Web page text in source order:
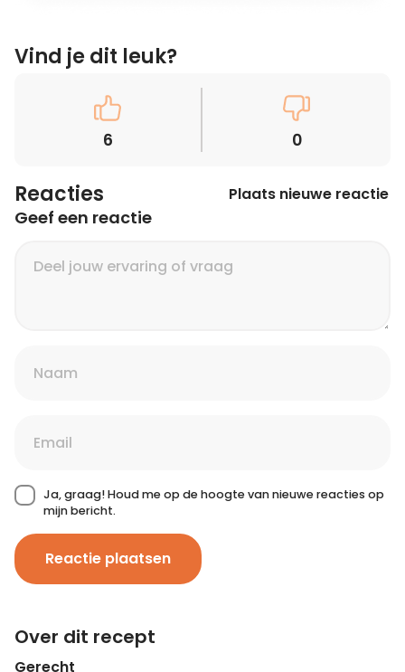
Vind je dit leuk?
6 0
Reacties Plaats nieuwe reactie
Geef een reactie
Ja, graag! Houd me op de hoogte van nieuwe reacties op
mijn bericht.
Reactie plaatsen
Over dit recept
Gerecht